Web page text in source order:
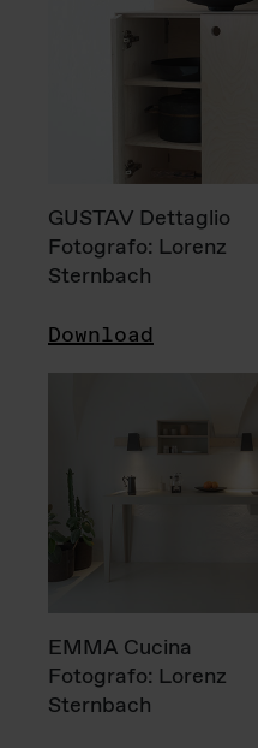
GUSTAV Dettaglio
Fotografo: Lorenz
Sternbach
Download
EMMA Cucina
Fotografo: Lorenz
Sternbach